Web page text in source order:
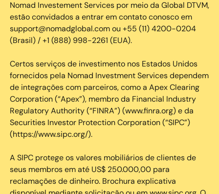
Nomad Investement Services por meio da Global DTVM,
estão convidados a entrar em contato conosco em
support@nomadglobal.com ou +55 (11) 4200-0204
(Brasil) / +1 (888) 998-2261 (EUA).
Certos serviços de investimento nos Estados Unidos
fornecidos pela Nomad Investment Services dependem
de integrações com parceiros, como a Apex Clearing
Corporation (“Apex”), membro da Financial Industry
Regulatory Authority (“FINRA”) (www.finra.org) e da
Securities Investor Protection Corporation (“SIPC”)
(https://www.sipc.org/).
A SIPC protege os valores mobiliários de clientes de
seus membros em até US$ 250.000,00 para
reclamações de dinheiro. Brochura explicativa